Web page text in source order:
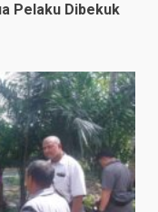
Pelaku Dibekuk